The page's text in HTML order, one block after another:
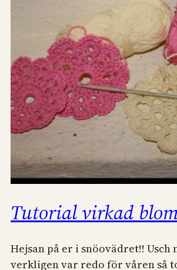
Tutorial virkad
Hejsan på er i snöovädret!! Usch
verkligen var redo för våren så